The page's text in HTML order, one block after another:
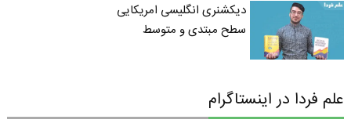
دیکشنری انگلیسی امریکایی
سطح مبتدی و متوسط
علم فردا در اینستاگرام